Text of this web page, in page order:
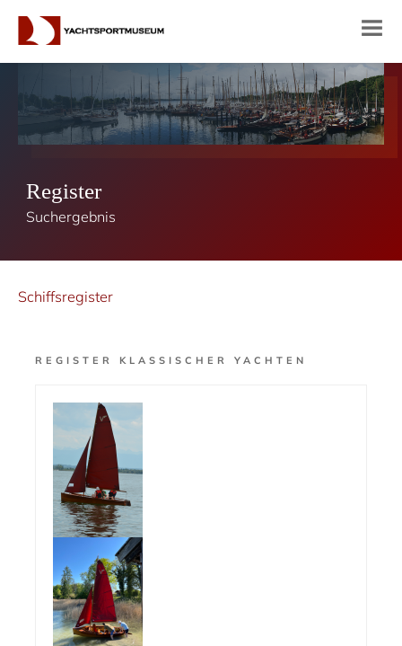
Register
Suchergebnis
Schiffsregister
REGISTER KLASSISCHER YACHTEN